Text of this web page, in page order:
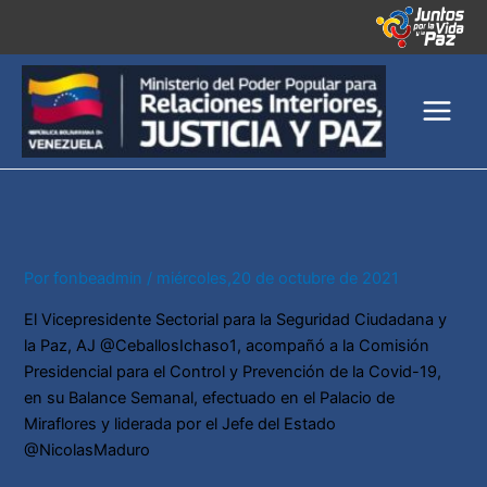
contenido
Porfonbeadmin / miércoles,20 de octubre de 2021
El Vicepresidente Sectorial para la Seguridad Ciudadana y
la Paz, AJ@CeballosIchaso1, acompañó a la Comisión
Presidencial para el Control y Prevención de la Covid-19,
en su Balance Semanal, efectuado en el Palacio de
Miraflores y liderada por el Jefe del Estado
@NicolasMaduro